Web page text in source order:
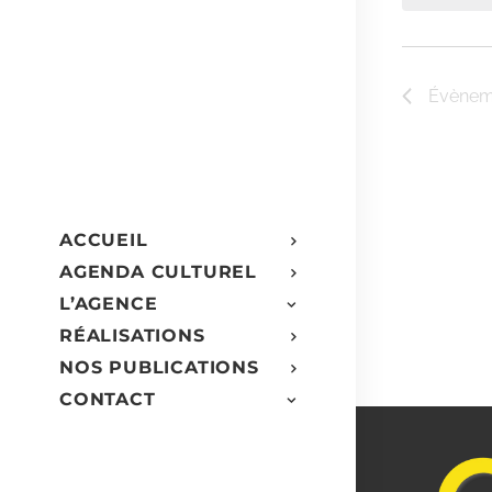
ACCUEIL
AGENDA CULTUREL
L’AGENCE
RÉALISATIONS
NOS PUBLICATIONS
CONTACT